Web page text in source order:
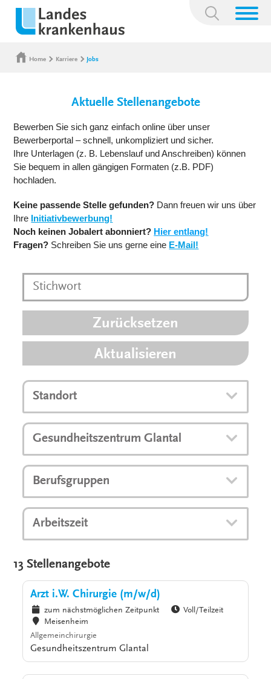
Suchbegriff:
Home Karriere Jobs
Aktuelle Stellenangebote
Bewerben Sie sich ganz einfach online über unser
Bewerberportal – schnell, unkompliziert und sicher.
Ihre Unterlagen (z. B. Lebenslauf und Anschreiben) können
Sie bequem in allen gängigen Formaten (z.B. PDF)
hochladen.
Keine passende Stelle gefunden? Dann freuen wir uns über
Ihre Initiativbewerbung!
Noch keinen Jobalert abonniert? Hier entlang!
Fragen? Schreiben Sie uns gerne eine E-Mail!
Zurücksetzen
Aktualisieren
Standort
Gesundheitszentrum Glantal
Berufsgruppen
Arbeitszeit
13 Stellenangebote
Arzt i.W. Chirurgie (m/w/d)
zum nächstmöglichen Zeitpunkt
Voll/Teilzeit
Meisenheim
Allgemeinchirurgie
Gesundheitszentrum Glantal